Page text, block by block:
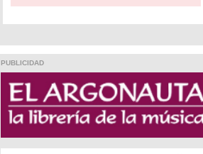
PUBLICIDAD